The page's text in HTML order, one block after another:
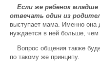
Если же ребенок
отвечать один из
выступает мама. Именно она
нуждается в ней больше, чем
Вопрос общения также
по такому же принципу.